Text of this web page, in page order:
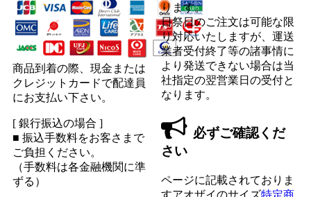
商品到着の際、現金または
クレジットカードで配達員
にお支払い下さい。
[ 銀行振込の場合 ]
■ 振込手数料をお客さまで
ご負担ください。
（手数料は各金融機関に準
ずる）
ります。
日祭日のご注文は可能な限
り対応いたしますが、運送
業者受付終了等の諸事情に
より発送できない場合は当
社指定の翌営業日の受付と
なります。
必ずご確認くだ
さい
ページに記載されておりま
すアオザイのサイズ特定商